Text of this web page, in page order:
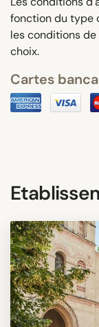
fonction du type
les conditions
choix.
Cartes